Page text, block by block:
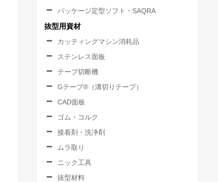
パッケージ定型ソフト・SAQRA
抜型用資材
カッティングマシン消耗品
ステンレス面板
テープ切断機
Gテープ®（溝切りテープ）
CAD面板
ゴム・コルク
接着剤・洗浄剤
ムラ取り
ニック工具
抜型材料